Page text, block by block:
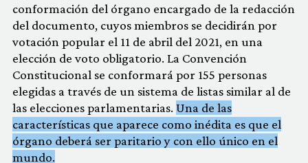
conformación del órgano encargado de la redacción
del documento, cuyos miembros se decidirán por
votación popular el 11 de abril del 2021, en una
elección de voto obligatorio. La Convención
Constitucional se conformará por 155 personas
elegidas a través de un sistema de listas similar al de
las elecciones parlamentarias. Una de las
características que aparece como inédita es que el
órgano deberá ser paritario y con ello único en el
mundo.